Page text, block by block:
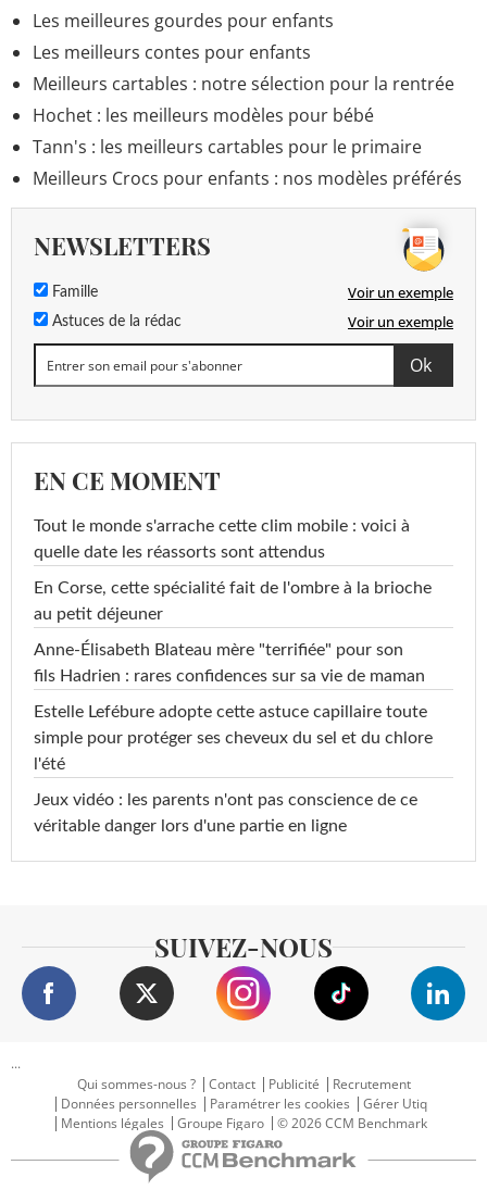
Les meilleures gourdes pour enfants
Les meilleurs contes pour enfants
Meilleurs cartables : notre sélection pour la rentrée
Hochet : les meilleurs modèles pour bébé
Tann's : les meilleurs cartables pour le primaire
Meilleurs Crocs pour enfants : nos modèles préférés
NEWSLETTERS
Famille Voir un exemple
Astuces de la rédac Voir un exemple
EN CE MOMENT
Tout le monde s'arrache cette clim mobile : voici à
quelle date les réassorts sont attendus
En Corse, cette spécialité fait de l'ombre à la brioche
au petit déjeuner
Anne-Élisabeth Blateau mère "terrifiée" pour son
fils Hadrien : rares confidences sur sa vie de maman
Estelle Lefébure adopte cette astuce capillaire toute
simple pour protéger ses cheveux du sel et du chlore
l'été
Jeux vidéo : les parents n'ont pas conscience de ce
véritable danger lors d'une partie en ligne
SUIVEZ-NOUS
...
Qui sommes-nous ?
Contact Publicité
Recrutement
Données personnelles
Paramétrer les cookies
Gérer Utiq
Mentions légales
Groupe Figaro © 2026 CCM Benchmark